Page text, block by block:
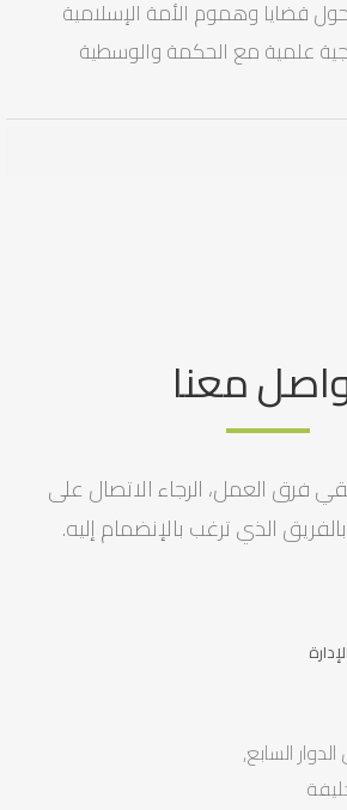
قضايا وهموم الأمة الإسلامية
علمية مع الحكمة والوسطية
معنا
فرق العمل، الرجاء الاتصال على
الذي ترغب بالإنضمام إليه.
السابع,